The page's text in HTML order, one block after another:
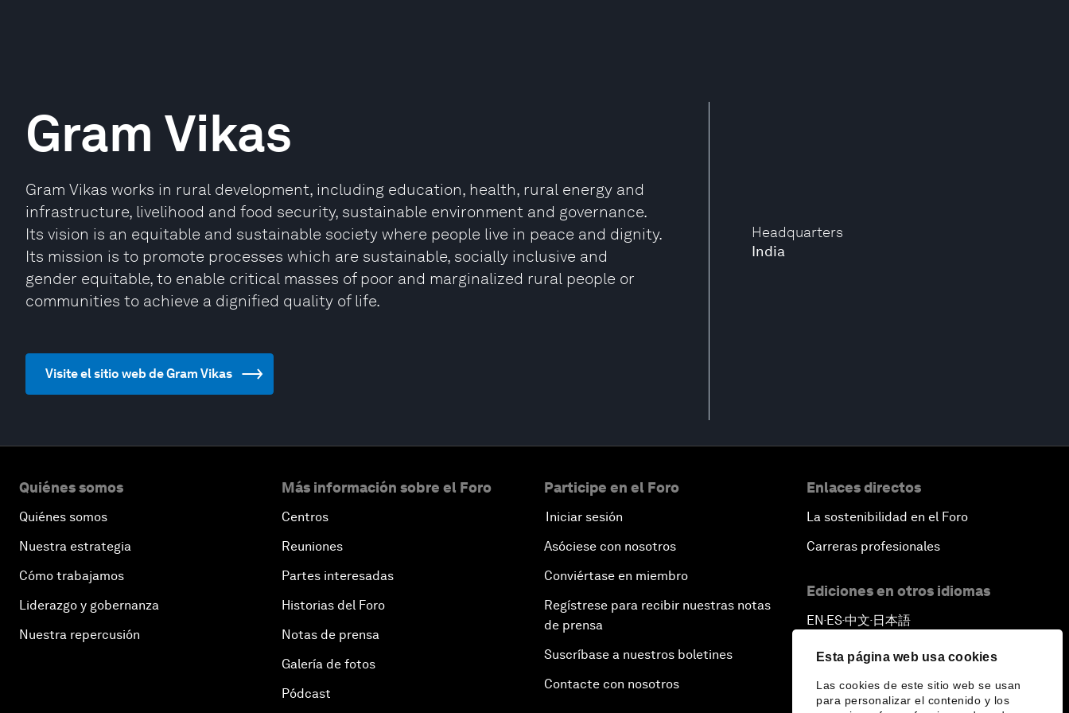
Esta página web usa cookies
Las cookies de este sitio web se usan
para personalizar el contenido y los
Headquarters
India
Gram Vikas
Gram Vikas works in rural development, including education, health, rural energy and
infrastructure, livelihood and food security, sustainable environment and governance.
Its vision is an equitable and sustainable society where people live in peace and dignity.
Its mission is to promote processes which are sustainable, socially inclusive and
gender equitable, to enable critical masses of poor and marginalized rural people or
communities to achieve a dignified quality of life.
Visite el sitio web de Gram Vikas
Quiénes somos
Quiénes somos
Nuestra estrategia
Cómo trabajamos
Liderazgo y gobernanza
Nuestra repercusión
Más información sobre el Foro
Centros
Reuniones
Partes interesadas
Historias del Foro
Notas de prensa
Galería de fotos
Pódcast
Participe en el Foro
Iniciar sesión
Asóciese con nosotros
Conviértase en miembro
Regístrese para recibir nuestras notas
de prensa
Suscríbase a nuestros boletines
Contacte con nosotros
Enlaces directos
La sostenibilidad en el Foro
Carreras profesionales
Ediciones en otros idiomas
EN ▪ES▪中文▪ 日本語